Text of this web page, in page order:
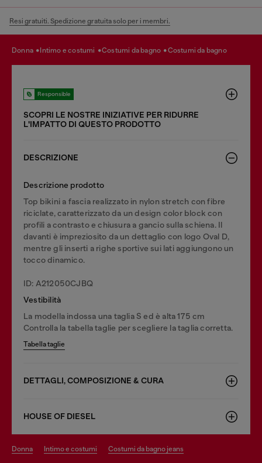
Resi gratuiti. Spedizione gratuita solo per i membri.
donna intimo e costumi costumi da bagno costumi da bagno
Responsible
SCOPRI LE NOSTRE INIZIATIVE PER RIDURRE
LʹIMPATTO DI QUESTO PRODOTTO
DESCRIZIONE
Descrizione prodotto
Top bikini a fascia realizzato in nylon stretch con fibre
riciclate, caratterizzato da un design color block con
profili a contrasto e chiusura a gancio sulla schiena. Il
davanti è impreziosito da un dettaglio con logo Oval D,
mentre gli inserti a righe sportive sui lati aggiungono un
tocco dinamico.
ID: A212050CJBQ
Vestibilità
La modella indossa una taglia S ed è alta 175 cm
Controlla la tabella taglie per scegliere la taglia corretta.
Tabella taglie
DETTAGLI, COMPOSIZIONE & CURA
HOUSE OF DIESEL
donna intimo e costumi costumi da bagno jeans